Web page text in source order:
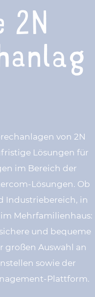
2N
von 2N
Lösungen für
im Bereich der
Lösungen. Ob
Industriebereich, in
Mehrfamilienhaus:
und bequeme
Auswahl an
sowie der
Plattform.